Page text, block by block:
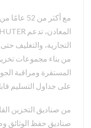
مع أكثر
التجارية، والتغليف
من بناء مجموعات
المستقرة ومراقبة
على جداول التسليم
من صناديق التخزين
صناديق حفظ الوثائق